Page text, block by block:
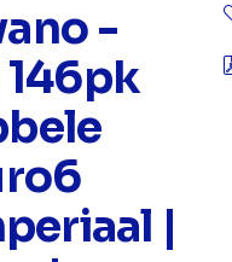
-
146pk
|